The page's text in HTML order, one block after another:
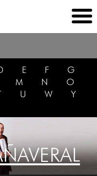
E F
G
M N
O
U W
Y